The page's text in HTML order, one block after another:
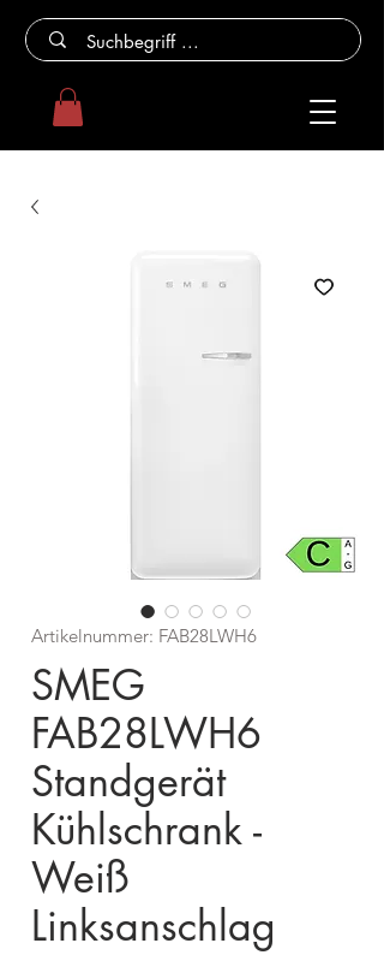
Artikelnummer: FAB28LWH6
SMEG
FAB28LWH6
Standgerät
Kühlschrank -
Weiß
Linksanschlag